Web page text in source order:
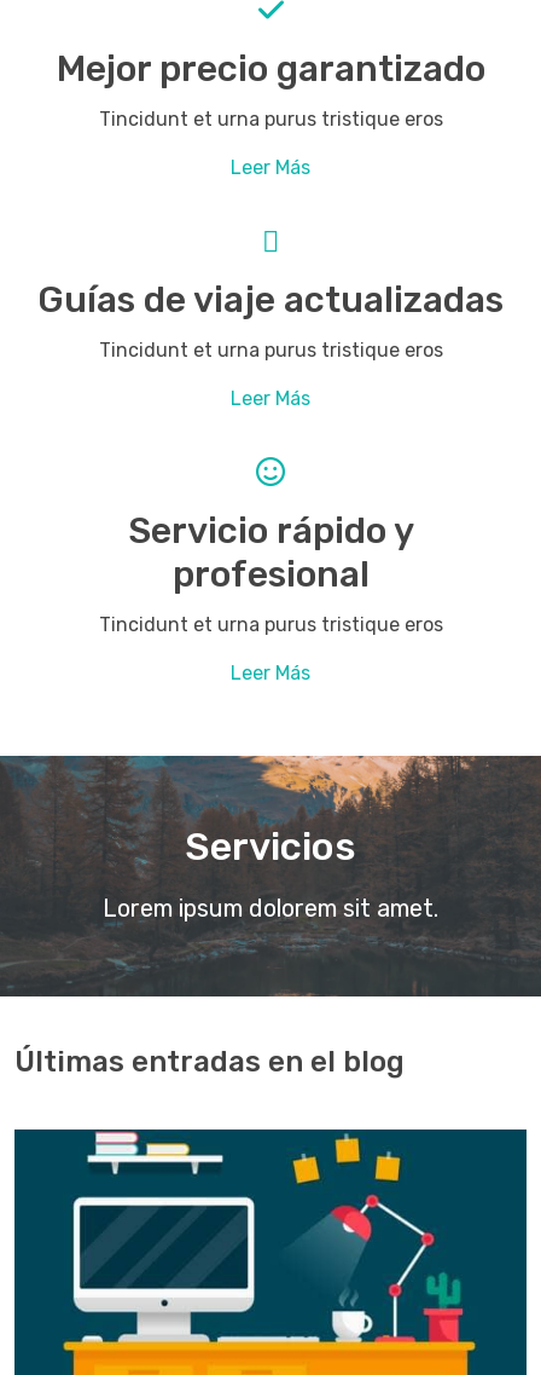
Mejor precio garantizado
Tincidunt et urna purus tristique eros
Leer Más
Guías de viaje actualizadas
Tincidunt et urna purus tristique eros
Leer Más
Servicio rápido y
profesional
Tincidunt et urna purus tristique eros
Leer Más
Servicios
Lorem ipsum dolorem sit amet.
Últimas entradas en el blog